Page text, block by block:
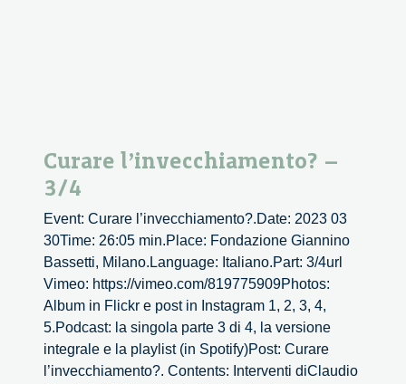
Curare l’invecchiamento? –
3/4
Event: Curare l’invecchiamento?.Date: 2023 03
30Time: 26:05 min.Place: Fondazione Giannino
Bassetti, Milano.Language: Italiano.Part: 3/4url
Vimeo: https://vimeo.com/819775909Photos:
Album in Flickr e post in Instagram 1, 2, 3, 4,
5.Podcast: la singola parte 3 di 4, la versione
integrale e la playlist (in Spotify)Post: Curare
l’invecchiamento?. Contents: Interventi diClaudio